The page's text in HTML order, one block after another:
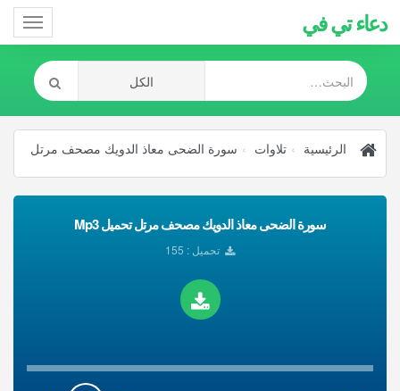
دعاء تي في
الرئيسية تلاوات سورة الضحى معاذ الدويك مصحف مرتل
سورة الضحى معاذ الدويك مصحف مرتل تحميل Mp3
تحميل : 155